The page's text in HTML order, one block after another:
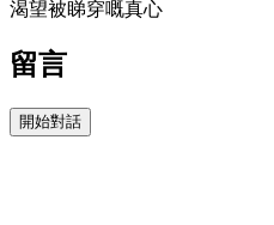
渴望被睇穿嘅真心
留言
開始對話